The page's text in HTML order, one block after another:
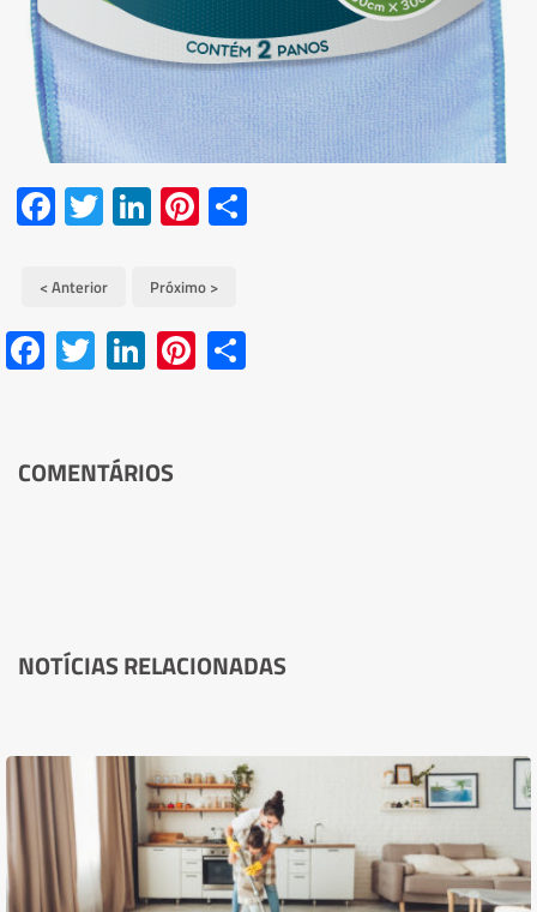
Facebook
Twitter
LinkedInPinterest
< Anterior Próximo >
FacebookTwitter LinkedIn PinterestShare
COMENTÁRIOS
NOTÍCIAS RELACIONADAS